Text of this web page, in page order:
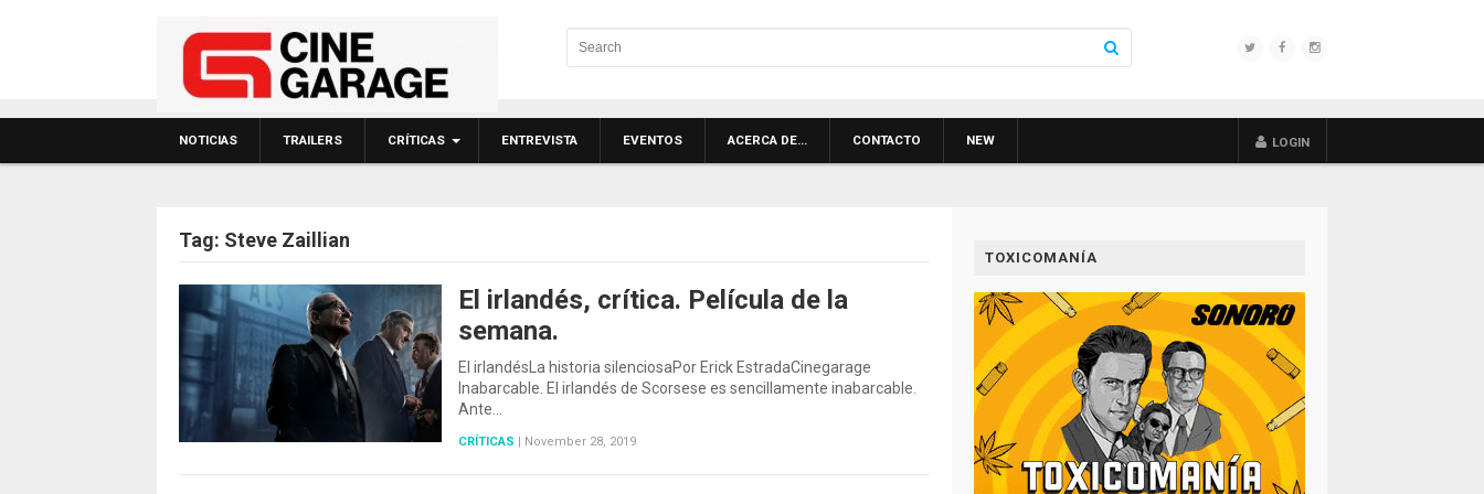
NOTICIAS TRAILERS CRÍTICAS ENTREVISTA EVENTOS ACERCA DE… CONTACTO NEW LOGIN
Tag: Steve Zaillian
El irlandés, crítica. Película de la
semana.
El irlandésLa historia silenciosaPor Erick EstradaCinegarage
Inabarcable. El irlandés de Scorsese es sencillamente inabarcable.
Ante…
CRÍTICAS | November 28, 2019
TOXICOMANÍA